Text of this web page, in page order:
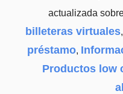
actualizada
billeteras virtuales,
préstamo,
Productos low